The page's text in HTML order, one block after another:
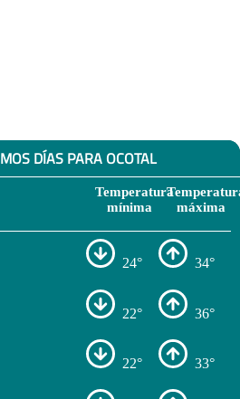
DÍAS PARA OCOTAL
Temperatura
mínima
máxima
24° 34°
22° 36°
22° 33°